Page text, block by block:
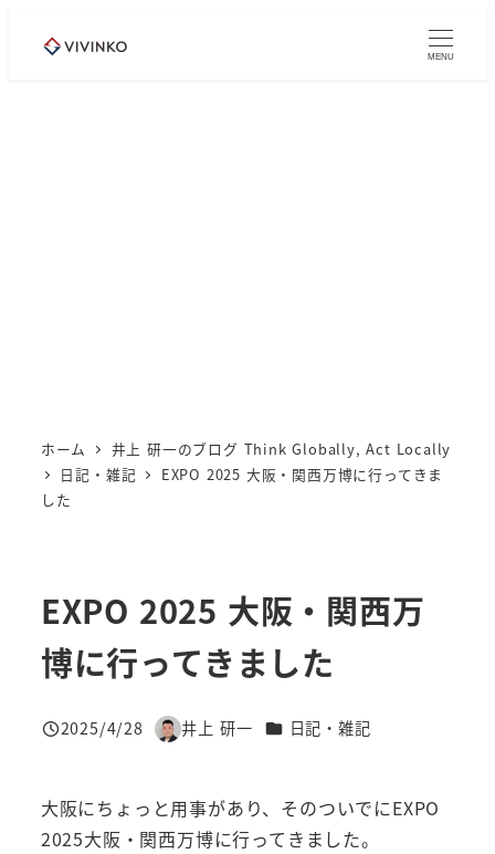
MENU
ホーム
井上 研一のブログ Think Globally, Act Locally
日記・雑記
EXPO 2025 大阪・関西万博に行ってきま
した
EXPO 2025 大阪・関西万
博に行ってきました
投稿日
2025/4/28
著
井上 研一 カテゴリー
日記・雑記
大阪にちょっと用事があり、そのついでにEXPO
2025大阪・関西万博に行ってきました。